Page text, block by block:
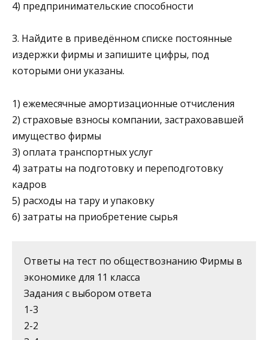
4) предпринимательские способности
3. Найдите в приведённом списке постоянные
издержки фирмы и запишите цифры, под
которыми они указаны.
1) ежемесячные амортизационные отчисления
2) страховые взносы компании, застраховавшей
имущество фирмы
3) оплата транспортных услуг
4) затраты на подготовку и переподготовку
кадров
5) расходы на тару и упаковку
6) затраты на приобретение сырья
Ответы на тест по обществознанию Фирмы в
экономике для 11 класса
Задания с выбором ответа
1-3
2-2